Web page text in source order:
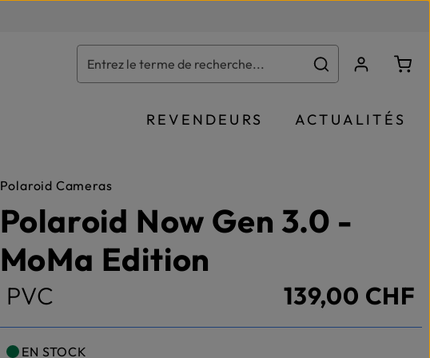
REVENDEURS ACTUALITÉS
Polaroid Cameras
Polaroid Now Gen 3.0 -
MoMa Edition
PVC 139,00 CHF
EN STOCK